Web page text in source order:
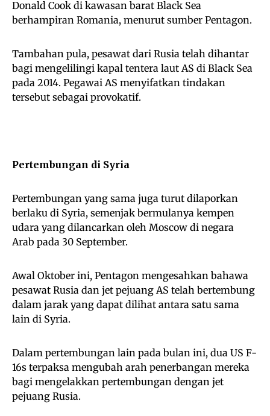
Donald Cook di kawasan barat Black Sea
berhampiran Romania, menurut sumber Pentagon.
Tambahan pula, pesawat dari Rusia telah dihantar
bagi mengelilingi kapal tentera laut AS di Black Sea
pada 2014. Pegawai AS menyifatkan tindakan
tersebut sebagai provokatif.
Pertembungan di Syria
Pertembungan yang sama juga turut dilaporkan
berlaku di Syria, semenjak bermulanya kempen
udara yang dilancarkan oleh Moscow di negara
Arab pada 30 September.
Awal Oktober ini, Pentagon mengesahkan bahawa
pesawat Rusia dan jet pejuang AS telah bertembung
dalam jarak yang dapat dilihat antara satu sama
lain di Syria.
Dalam pertembungan lain pada bulan ini, dua US F-
16s terpaksa mengubah arah penerbangan mereka
bagi mengelakkan pertembungan dengan jet
pejuang Rusia.